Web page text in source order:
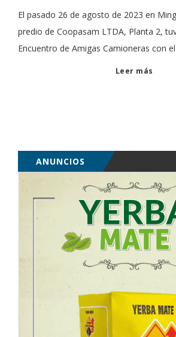
El pasado 26 de agosto de 2023 en
predio de Coopasam LTDA, Planta 2,
Encuentro de Amigas Camioneras con
Leer más
ANUNCIOS